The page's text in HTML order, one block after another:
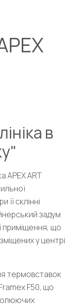
в
APEX ART
склінні
задум
приміщення, що
у центрі
термовставок
F50, що